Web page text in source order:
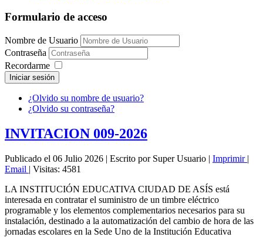
Formulario de acceso
Nombre de Usuario
Contraseña
Recordarme
Iniciar sesión
¿Olvido su nombre de usuario?
¿Olvido su contraseña?
INVITACION 009-2026
Publicado el 06 Julio 2026 | Escrito por Super Usuario | Imprimir |
Email | Visitas: 4581
LA INSTITUCIÓN EDUCATIVA CIUDAD DE ASÍS está
interesada en contratar el suministro de un timbre eléctrico
programable y los elementos complementarios necesarios para su
instalación, destinado a la automatización del cambio de hora de las
jornadas escolares en la Sede Uno de la Institución Educativa